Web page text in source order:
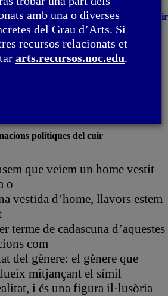
Imprimir
polítiques del cuir
que veiem un home vestit
o
vestida d’home, llavors estem
terme de cadascuna d’aquestes
com
del gènere: el gènere que
mitjançant el símil
i és una figura il·lusòria
amb una o diverses
del Grau d’Arts. Si
recursos relacionats et
arts.recursos.uoc.edu.